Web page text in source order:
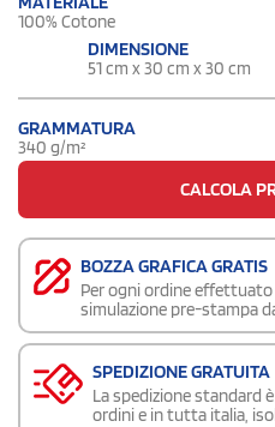
100% Cotone
DIMENSIONE
51 cm x 30 cm x 30 cm
GRAMMATURA
340 g/m²
CALCOLA
BOZZA GRAFICA GRATIS
Per ogni ordine
simulazione pre-stampa
SPEDIZIONE GRATUITA
La spedizione standard
ordini e in tutta italia,